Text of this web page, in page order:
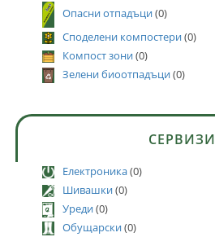
Опасни отпадъци(0)
Споделени компостери(0)
Компост зони(0)
Зелени биоотпадъци(0)
СЕРВИЗИ
Електроника(0)
Шивашки(0)
Уреди(0)
Обущарски(0)